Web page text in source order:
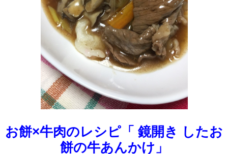
お餅×牛肉のレシピ「 鏡開き したお
餅の牛あんかけ」